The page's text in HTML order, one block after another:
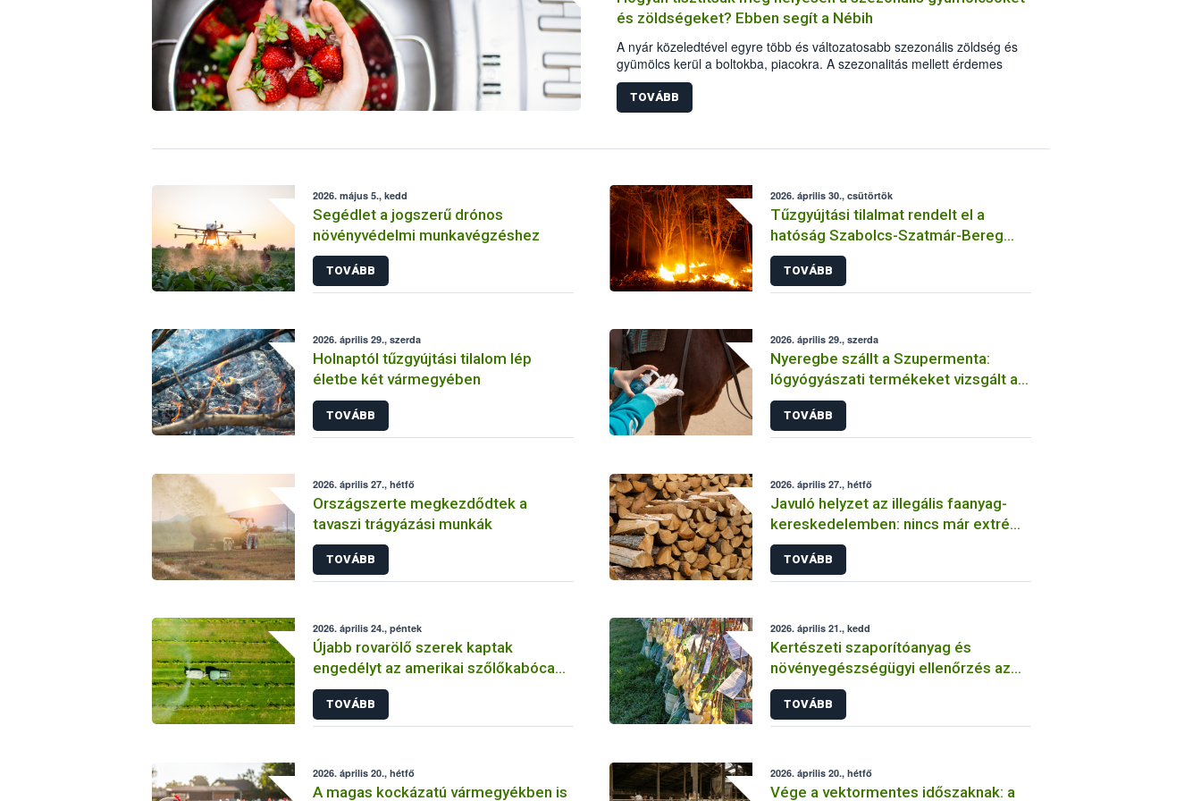
haladéktalanul értesítsék a szolgáltató vagy hatósági állatorvost.
és zöldségeket? Ebben segít a Nébih
A nyár közeledtével egyre több és változatosabb szezonális zöldség és
gyümölcs kerül a boltokba, piacokra. A szezonalitás mellett érdemes
odafigyelni az élelmiszerbiztonsági szempontokra és a termények
alapos tisztítására is. A Nemzeti Élelmiszerlánc-biztonsági Hivatal
(Nébih) Oktatási Programja a zöldségek és gyümölcsök alapos
TOVÁBB
2026. május 5., kedd
Segédlet a jogszerű drónos
növényvédelmi munkavégzéshez
TOVÁBB
2026. április 30., csütörtök
Tűzgyújtási tilalmat rendelt el a
hatóság Szabolcs-Szatmár-Bereg
vármegyében
TOVÁBB
2026. április 29., szerda
Holnaptól tűzgyújtási tilalom lép
életbe két vármegyében
TOVÁBB
2026. április 29., szerda
Nyeregbe szállt a Szupermenta:
lógyógyászati termékeket vizsgált a
Nébih
TOVÁBB
2026. április 27., hétfő
Országszerte megkezdődtek a
tavaszi trágyázási munkák
TOVÁBB
2026. április 27., hétfő
Javuló helyzet az illegális faanyag-
kereskedelemben: nincs már extrém
magas kockázatú vármegye
TOVÁBB
2026. április 24., péntek
Újabb rovarölő szerek kaptak
engedélyt az amerikai szőlőkabóca
elleni védekezésben
TOVÁBB
2026. április 21., kedd
Kertészeti szaporítóanyag és
növényegészségügyi ellenőrzés az
ónodi piacon
TOVÁBB
2026. április 20., hétfő
A magas kockázatú vármegyékben is
2026. április 20., hétfő
Vége a vektormentes időszaknak: a